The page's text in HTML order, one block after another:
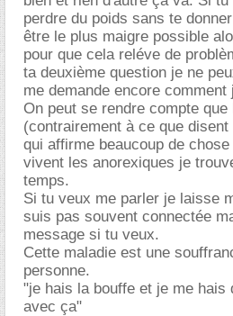
perdre du poids sans te
être le plus maigre possible
pour que cela reléve de
ta deuxième question je ne
me demande encore
On peut se rendre compte
(contrairement à ce que
qui affirme beaucoup de
vivent les anorexiques je
temps.
Si tu veux me parler je laisse
suis pas souvent connectée
message si tu veux.
Cette maladie est une
personne.
"je hais la bouffe et je me hais
avec ça"